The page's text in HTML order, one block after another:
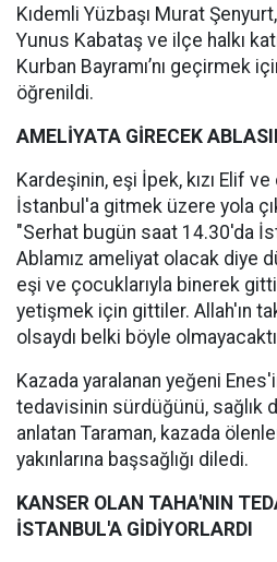
Kıdemli Yüzbaşı Murat
Yunus Kabataş ve ilçe halkı
Kurban Bayramı’nı geçirmek
öğrenildi.
AMELİYATA GİRECEK
Kardeşinin, eşi İpek, kızı Elif
İstanbul'a gitmek üzere yola
"Serhat bugün saat 14.30'da
Ablamız ameliyat olacak diye
eşi ve çocuklarıyla binerek
yetişmek için gittiler. Allah'ın
olsaydı belki böyle
Kazada yaralanan yeğeni
tedavisinin sürdüğünü, sağlık
anlatan Taraman, kazada
yakınlarına başsağlığı diledi.
KANSER OLAN TAHA'NIN
İSTANBUL'A GİDİYORLARDI